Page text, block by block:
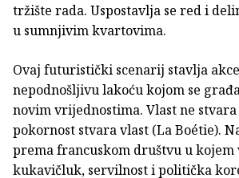
tržište rada. Uspostavlja se red i
u sumnjivim kvartovima.
Ovaj futuristički scenarij stavlja
nepodnošljivu lakoću kojom se
novim vrijednostima. Vlast ne
pokornost stvara vlast (La Boétie).
prema francuskom društvu u kojem
kukavičluk, servilnost i politička